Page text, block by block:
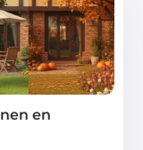
en